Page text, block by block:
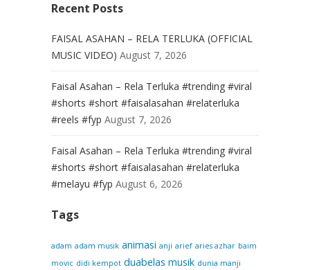
Recent Posts
FAISAL ASAHAN – RELA TERLUKA (OFFICIAL
MUSIC VIDEO) August 7, 2026
Faisal Asahan – Rela Terluka #trending #viral
#shorts #short #faisalasahan #relaterluka
#reels #fyp August 7, 2026
Faisal Asahan – Rela Terluka #trending #viral
#shorts #short #faisalasahan #relaterluka
#melayu #fyp August 6, 2026
Tags
adam adam musik animasi anji arief aries azhar baim
movic didi kempot duabelas musik dunia manji